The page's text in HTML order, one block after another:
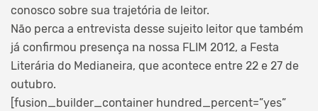
conosco sobre sua trajetória de leitor.
Não perca a entrevista desse sujeito leitor que também
já confirmou presença na nossa FLIM 2012, a Festa
Literária do Medianeira, que acontece entre 22 e 27 de
outubro.
[fusion_builder_container hundred_percent=”yes”